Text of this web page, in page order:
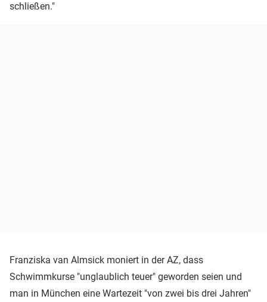
schließen."
Franziska van Almsick moniert in der AZ, dass
Schwimmkurse "unglaublich teuer" geworden seien und
man in München eine Wartezeit "von zwei bis drei Jahren"